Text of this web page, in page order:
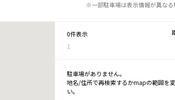
※一部駐車場は表示情報が異な
0件表示
1
駐車場がありません。
地名/住所で再検索するかmapの範囲を
い。